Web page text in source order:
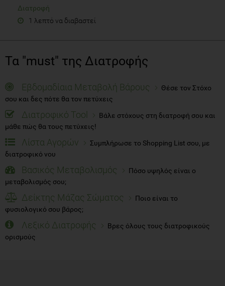
Διατροφή
1 λεπτό να διαβαστεί
Τα "must" της Διατροφής
Εβδομαδίαια Μεταβολή Βάρους
Θέσε τον Στόχο
σου και δες πότε θα τον πετύχεις
Διατροφικό Tool
Βάλε στόχους στη διατροφή σου και
μάθε πώς θα τους πετύχεις!
Λίστα Αγορών
Συμπλήρωσε το Shopping List σου, με
διατροφικό νου
Βασικός Μεταβολισμός
Πόσο υψηλός είναι ο
μεταβολισμός σου;
Δείκτης Μάζας Σώματος
Ποιο είναι το
φυσιολογικό σου βάρος;
Λεξικό Διατροφής
Βρες όλους τους διατροφικούς
ορισμούς